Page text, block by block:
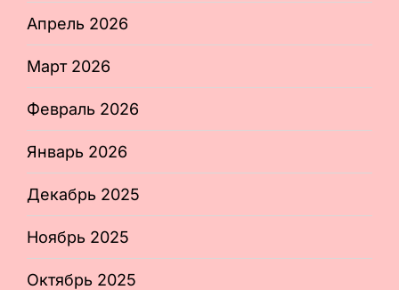
Апрель 2026
Март 2026
Февраль 2026
Январь 2026
Декабрь 2025
Ноябрь 2025
Октябрь 2025